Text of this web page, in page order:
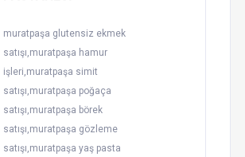
muratpaşa glutensiz ekmek
satışı,muratpaşa hamur
işleri,muratpaşa simit
satışı,muratpaşa poğaça
satışı,muratpaşa börek
satışı,muratpaşa gözleme
satışı,muratpaşa yaş pasta